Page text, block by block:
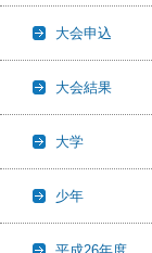
大会申込
大会結果
大学
少年